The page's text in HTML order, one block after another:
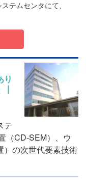
テムセンタにて、
り
テ
（CD-SEM）、ウ
）の次世代要素技術